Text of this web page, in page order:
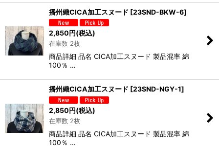
播州織CICA加工スヌード [23SND-BKW-6]
2,850円(税込)
在庫数 2枚
商品詳細 品名 CICA加工スヌード 製品混率 綿
100％ …
播州織CICA加工スヌード [23SND-NGY-1]
2,850円(税込)
在庫数 2枚
商品詳細 品名 CICA加工スヌード 製品混率 綿
100％ …